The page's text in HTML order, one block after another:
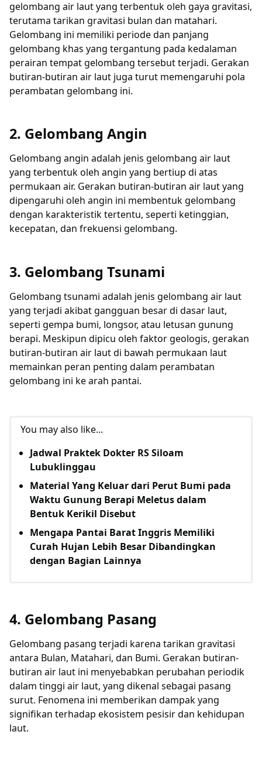
gelombang air laut yang terbentuk oleh gaya gravitasi,
terutama tarikan gravitasi bulan dan matahari.
Gelombang ini memiliki periode dan panjang
gelombang khas yang tergantung pada kedalaman
perairan tempat gelombang tersebut terjadi. Gerakan
butiran-butiran air laut juga turut memengaruhi pola
perambatan gelombang ini.
2. Gelombang Angin
Gelombang angin adalah jenis gelombang air laut
yang terbentuk oleh angin yang bertiup di atas
permukaan air. Gerakan butiran-butiran air laut yang
dipengaruhi oleh angin ini membentuk gelombang
dengan karakteristik tertentu, seperti ketinggian,
kecepatan, dan frekuensi gelombang.
3. Gelombang Tsunami
Gelombang tsunami adalah jenis gelombang air laut
yang terjadi akibat gangguan besar di dasar laut,
seperti gempa bumi, longsor, atau letusan gunung
berapi. Meskipun dipicu oleh faktor geologis, gerakan
butiran-butiran air laut di bawah permukaan laut
memainkan peran penting dalam perambatan
gelombang ini ke arah pantai.
You may also like...
Jadwal Praktek Dokter RS Siloam
Lubuklinggau
Material Yang Keluar dari Perut Bumi pada
Waktu Gunung Berapi Meletus dalam
Bentuk Kerikil Disebut
Mengapa Pantai Barat Inggris Memiliki
Curah Hujan Lebih Besar Dibandingkan
dengan Bagian Lainnya
4. Gelombang Pasang
Gelombang pasang terjadi karena tarikan gravitasi
antara Bulan, Matahari, dan Bumi. Gerakan butiran-
butiran air laut ini menyebabkan perubahan periodik
dalam tinggi air laut, yang dikenal sebagai pasang
surut. Fenomena ini memberikan dampak yang
signifikan terhadap ekosistem pesisir dan kehidupan
laut.